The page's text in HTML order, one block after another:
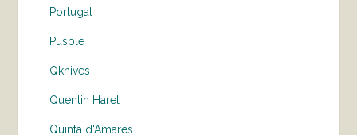
Portugal
Pusole
Qknives
Quentin Harel
Quinta d'Amares